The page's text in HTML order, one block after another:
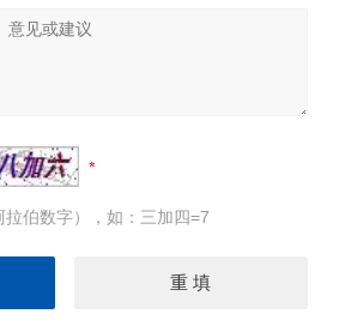
伯数字），如：三加四=7